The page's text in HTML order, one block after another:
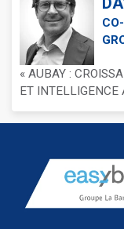
« AUBAY :
ET INTELLIGENCE